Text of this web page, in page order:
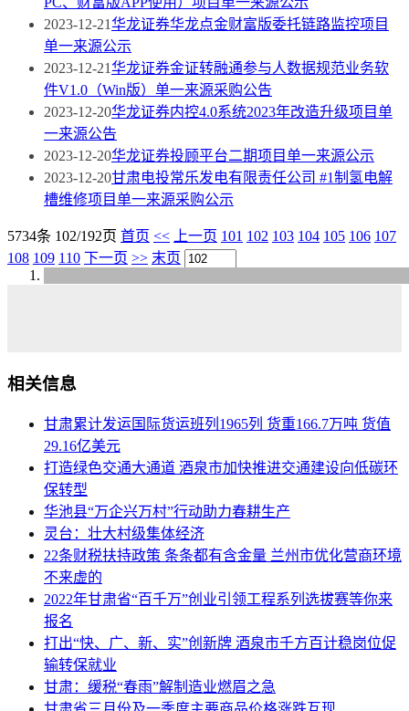
2023-12-21华龙证券华龙点金财富版委托链路监控项目
单一来源公示
2023-12-21华龙证券金证转融通参与人数据规范业务软
件V1.0（Win版）单一来源采购公告
2023-12-20华龙证券内控4.0系统2023年改造升级项目单
一来源公告
2023-12-20华龙证券投顾平台二期项目单一来源公示
2023-12-20甘肃电投常乐发电有限责任公司 #1制氢电解
槽维修项目单一来源采购公示
5734条 102/192页 首页 << 上一页 101 102 103 104 105 106 107
108 109 110 下一页 >> 末页
相关信息
甘肃累计发运国际货运班列1965列 货重166.7万吨 货值
29.16亿美元
打造绿色交通大通道 酒泉市加快推进交通建设向低碳环
保转型
华池县“万企兴万村”行动助力春耕生产
灵台：壮大村级集体经济
22条财税扶持政策 条条都有含金量 兰州市优化营商环境
不来虚的
2022年甘肃省“百千万”创业引领工程系列选拔赛等你来
报名
打出“快、广、新、实”创新牌 酒泉市千方百计稳岗位促
输转保就业
甘肃：缓税“春雨”解制造业燃眉之急